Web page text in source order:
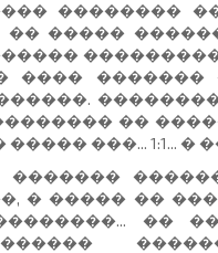
��������
����� ������
���� �������
��
���... 1:1...
� ����� ��
��